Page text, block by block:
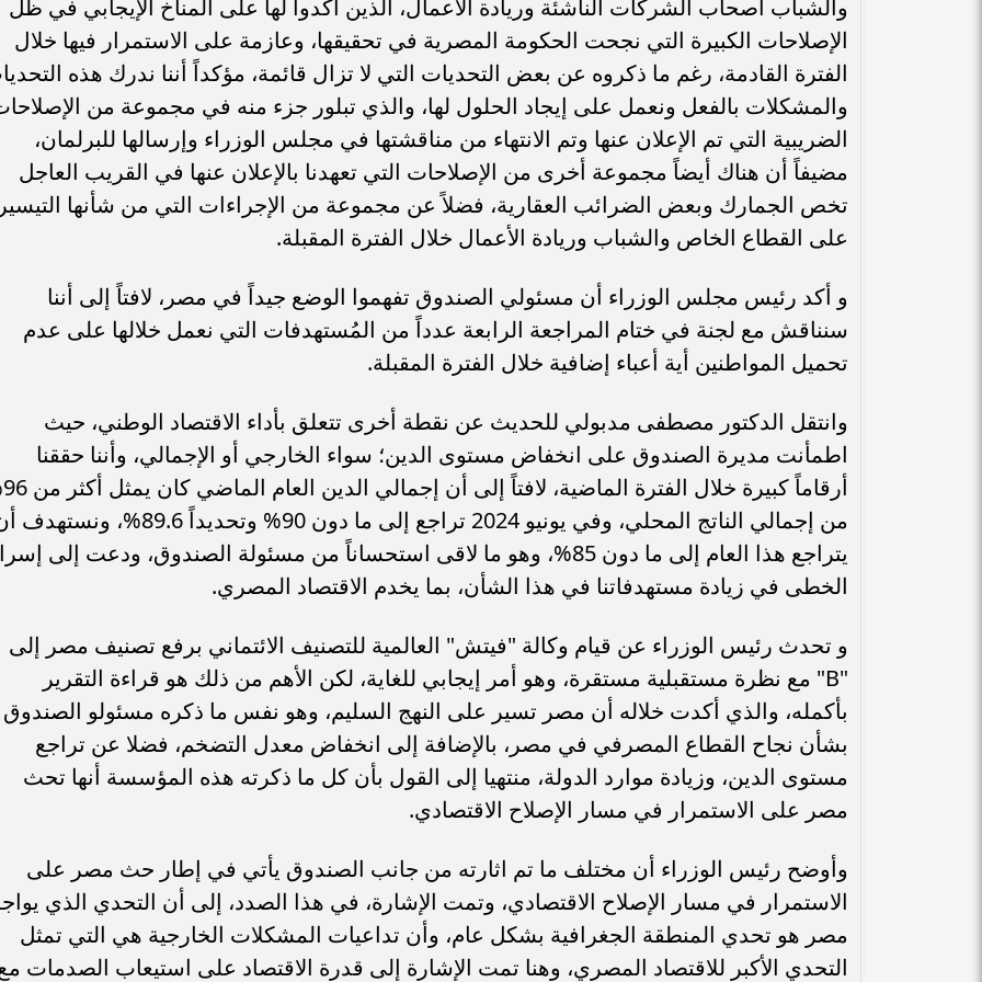
والشباب أصحاب الشركات الناشئة وريادة الأعمال، الذين أكدوا لها على المناخ الإيجابي في ظل
الإصلاحات الكبيرة التي نجحت الحكومة المصرية في تحقيقها، وعازمة على الاستمرار فيها خلال
الفترة القادمة، رغم ما ذكروه عن بعض التحديات التي لا تزال قائمة، مؤكداً أننا ندرك هذه
والمشكلات بالفعل ونعمل على إيجاد الحلول لها، والذي تبلور جزء منه في مجموعة من
الضريبية التي تم الإعلان عنها وتم الانتهاء من مناقشتها في مجلس الوزراء وإرسالها للبرلمان،
مضيفاً أن هناك أيضاً مجموعة أخرى من الإصلاحات التي تعهدنا بالإعلان عنها في القريب العاجل
تخص الجمارك وبعض الضرائب العقارية، فضلاً عن مجموعة من الإجراءات التي من شأنها التيسير
على القطاع الخاص والشباب وريادة الأعمال خلال الفترة المقبلة.
و أكد رئيس مجلس الوزراء أن مسئولي الصندوق تفهموا الوضع جيداً في مصر، لافتاً إلى أننا
سنناقش مع لجنة في ختام المراجعة الرابعة عدداً من المُستهدفات التي نعمل خلالها على عدم
تحميل المواطنين أية أعباء إضافية خلال الفترة المقبلة.
وانتقل الدكتور مصطفى مدبولي للحديث عن نقطة أخرى تتعلق بأداء الاقتصاد الوطني، حيث
اطمأنت مديرة الصندوق على انخفاض مستوى الدين؛ سواء الخارجي أو الإجمالي، وأننا حققنا
أرقاماً
من إجمالي الناتج المحلي، وفي يونيو 2024 تراجع إلى ما دون 90% وتحديداً 89.6%،
يتراجع هذا العام إلى ما دون 85%، وهو ما لاقى استحساناً من مسئولة الصندوق، ودعت إلى
الخطى في زيادة مستهدفاتنا في هذا الشأن، بما يخدم الاقتصاد المصري.
و تحدث رئيس الوزراء عن قيام وكالة "فيتش" العالمية للتصنيف الائتماني برفع تصنيف مصر إلى
"B" مع نظرة مستقبلية مستقرة، وهو أمر إيجابي للغاية، لكن الأهم من ذلك هو قراءة التقرير
بأكمله، والذي أكدت خلاله أن مصر تسير على النهج السليم، وهو نفس ما ذكره مسئولو الصندوق
بشأن نجاح القطاع المصرفي في مصر، بالإضافة إلى انخفاض معدل التضخم، فضلا عن تراجع
مستوى الدين، وزيادة موارد الدولة، منتهيا إلى القول بأن كل ما ذكرته هذه المؤسسة أنها تحث
مصر على الاستمرار في مسار الإصلاح الاقتصادي.
وأوضح رئيس الوزراء أن مختلف ما تم اثارته من جانب الصندوق يأتي في إطار حث مصر على
الاستمرار في مسار الإصلاح الاقتصادي، وتمت الإشارة، في هذا الصدد، إلى أن التحدي الذي
مصر هو تحدي المنطقة الجغرافية بشكل عام، وأن تداعيات المشكلات الخارجية هي التي تمثل
التحدي الأكبر للاقتصاد المصري، وهنا تمت الإشارة إلى قدرة الاقتصاد على استيعاب الصدمات